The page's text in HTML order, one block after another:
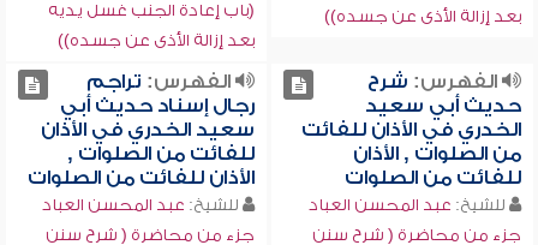
بعد إزالة الأذى عن جسده))
(باب إعادة الجنب غسل يديه
بعد إزالة الأذى عن جسده))
الفهرس: شرح
حديث أبي سعيد
الخدري في الأذان للفائت
من الصلوات , الأذان
للفائت من الصلوات
للشيخ: عبد المحسن العباد
جزء من محاضرة ( شرح سنن
الفهرس: تراجم
رجال إسناد حديث أبي
سعيد الخدري في الأذان
للفائت من الصلوات ,
الأذان للفائت من الصلوات
للشيخ: عبد المحسن العباد
جزء من محاضرة ( شرح سنن